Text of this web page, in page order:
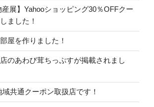
産展】Yahooショッピング30％OFFクー
ました！
屋を作りました！
のあわび茸ちっぷすが掲載されまし
共通クーポン取扱店です！